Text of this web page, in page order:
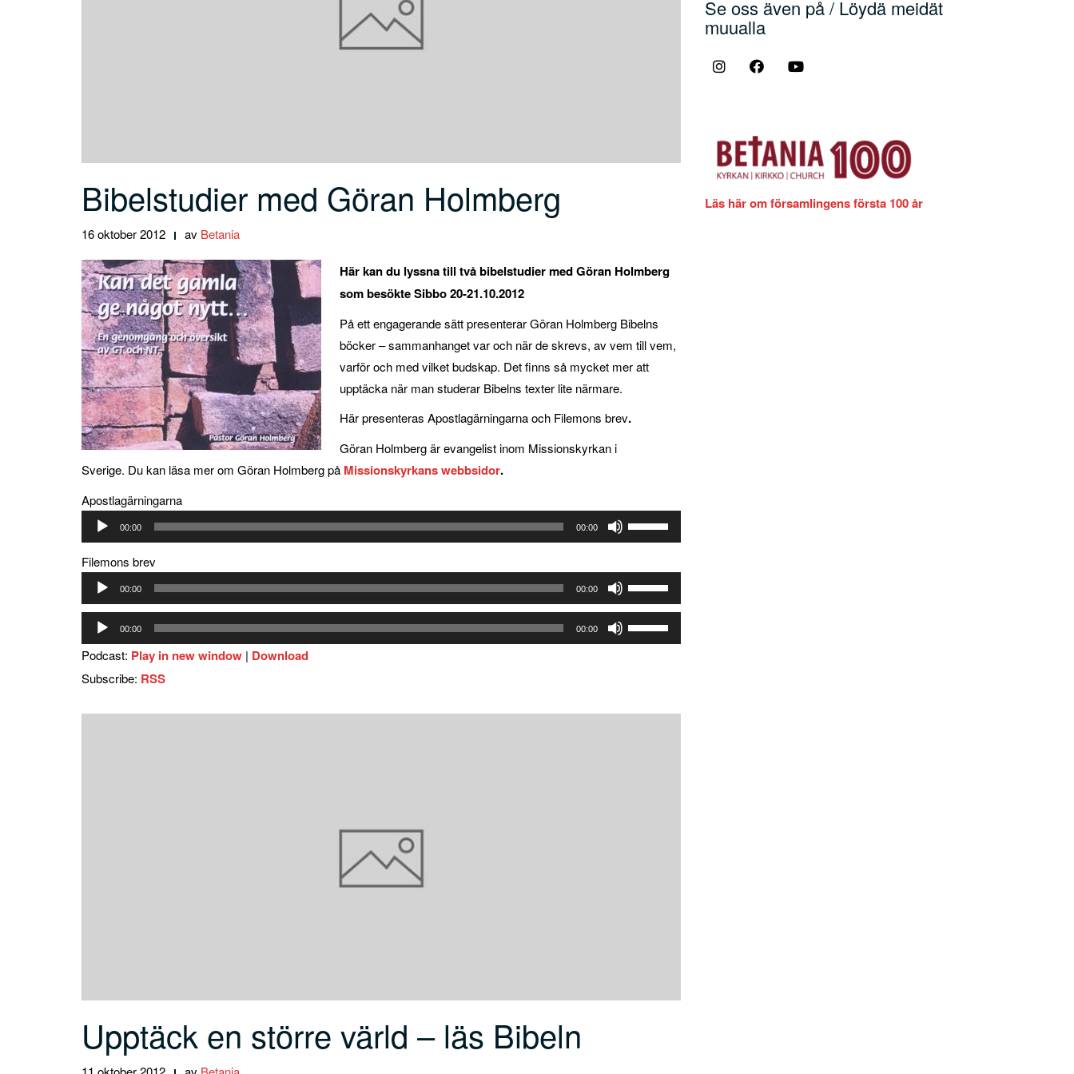
Bibelstudier med Göran Holmberg
16 oktober 2012 av Betania
Här kan du lyssna till två bibelstudier med Göran Holmberg
som besökte Sibbo 20-21.10.2012
På ett engagerande sätt presenterar Göran Holmberg Bibelns
böcker – sammanhanget var och när de skrevs, av vem till vem,
varför och med vilket budskap. Det finns så mycket mer att
upptäcka när man studerar Bibelns texter lite närmare.
Här presenteras Apostlagärningarna och Filemons brev.
Göran Holmberg är evangelist inom Missionskyrkan i
Sverige. Du kan läsa mer om Göran Holmberg på Missionskyrkans webbsidor.
Apostlagärningarna
Ljudspelare
00:00 00:00
Använd
upp/ner-
för
att
höja
Filemons brev
Ljudspelare
00:00 00:00
Använd
upp/ner-
piltangenterna
för
eller
Ljudspelare
00:00 00:00
Använd
upp/ner-
Podcast: Play in new window | Download
Subscribe: RSS
Upptäck en större värld – läs Bibeln
Se oss även på / Löydä meidät
muualla
Läs här om församlingens första 100 år